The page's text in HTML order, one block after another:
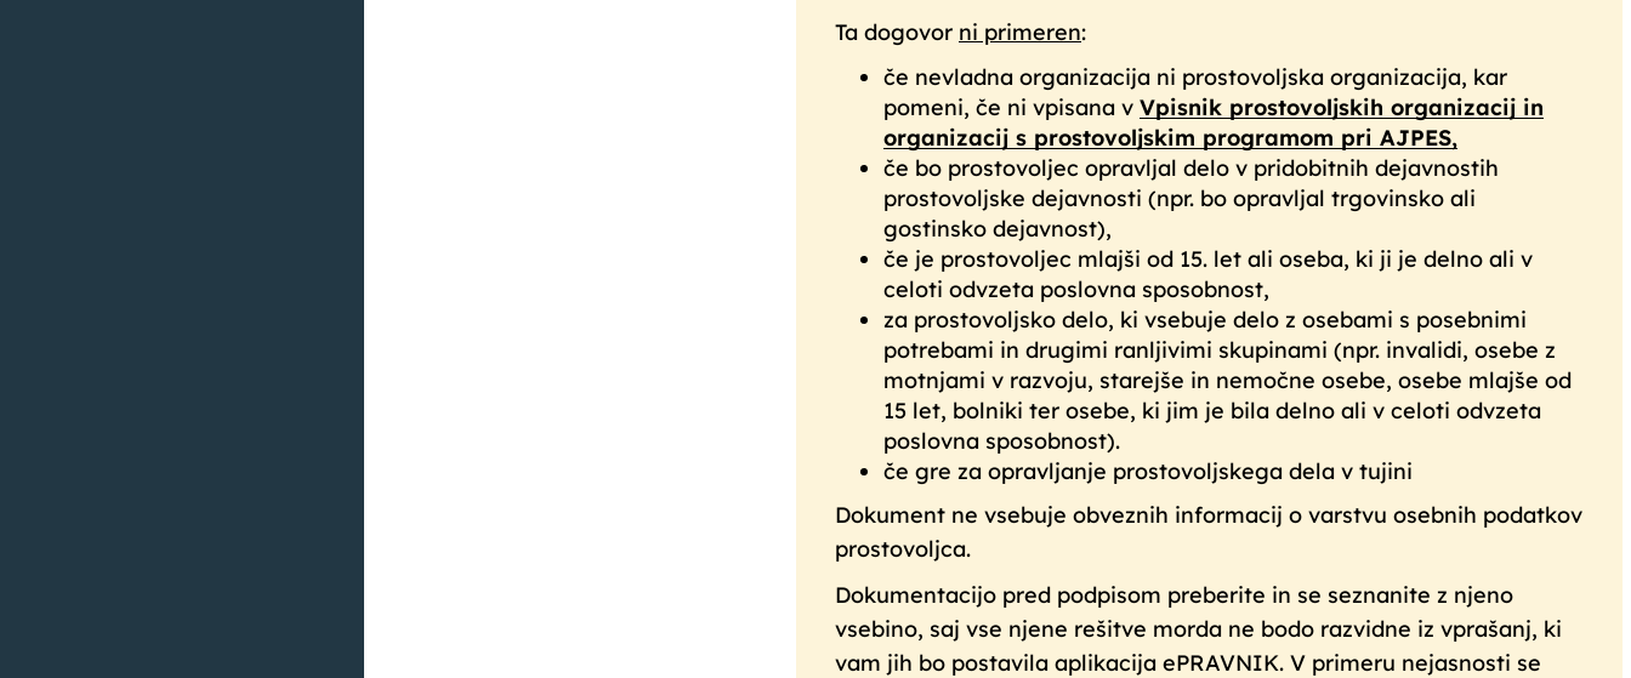
Ta dogovor ni primeren:
če nevladna organizacija ni prostovoljska organizacija, kar
pomeni, če ni vpisana v Vpisnik prostovoljskih organizacij in
organizacij s prostovoljskim programom pri AJPES,
če bo prostovoljec opravljal delo v pridobitnih dejavnostih
prostovoljske dejavnosti (npr. bo opravljal trgovinsko ali
gostinsko dejavnost),
če je prostovoljec mlajši od 15. let ali oseba, ki ji je delno ali v
celoti odvzeta poslovna sposobnost,
za prostovoljsko delo, ki vsebuje delo z osebami s posebnimi
potrebami in drugimi ranljivimi skupinami (npr. invalidi, osebe z
motnjami v razvoju, starejše in nemočne osebe, osebe mlajše od
15 let, bolniki ter osebe, ki jim je bila delno ali v celoti odvzeta
poslovna sposobnost).
če gre za opravljanje prostovoljskega dela v tujini
Dokument ne vsebuje obveznih informacij o varstvu osebnih podatkov
prostovoljca.
Dokumentacijo pred podpisom preberite in se seznanite z njeno
vsebino, saj vse njene rešitve morda ne bodo razvidne iz vprašanj, ki
vam jih bo postavila aplikacija ePRAVNIK. V primeru nejasnosti se